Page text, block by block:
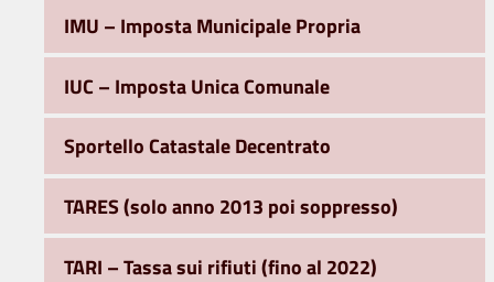
IMU – Imposta Municipale Propria
IUC – Imposta Unica Comunale
Sportello Catastale Decentrato
TARES (solo anno 2013 poi soppresso)
TARI – Tassa sui rifiuti (fino al 2022)